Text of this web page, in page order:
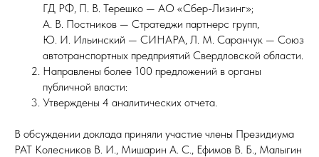
ГД РФ, П. В. Терешко — АО «Сбер-Лизинг»;
А. В. Постников — Стратеджи партнерс групп,
Ю. И. Ильинский — СИНАРА, Л. М. Саранчук — Союз
автотранспортных предприятий Свердловской области.
Направлены более 100 предложений в органы
публичной власти:
Утверждены 4 аналитических отчета.
В обсуждении доклада приняли участие члены Президиума
РАТ Колесников В. И., Мишарин А. С., Ефимов В. Б., Малыгин